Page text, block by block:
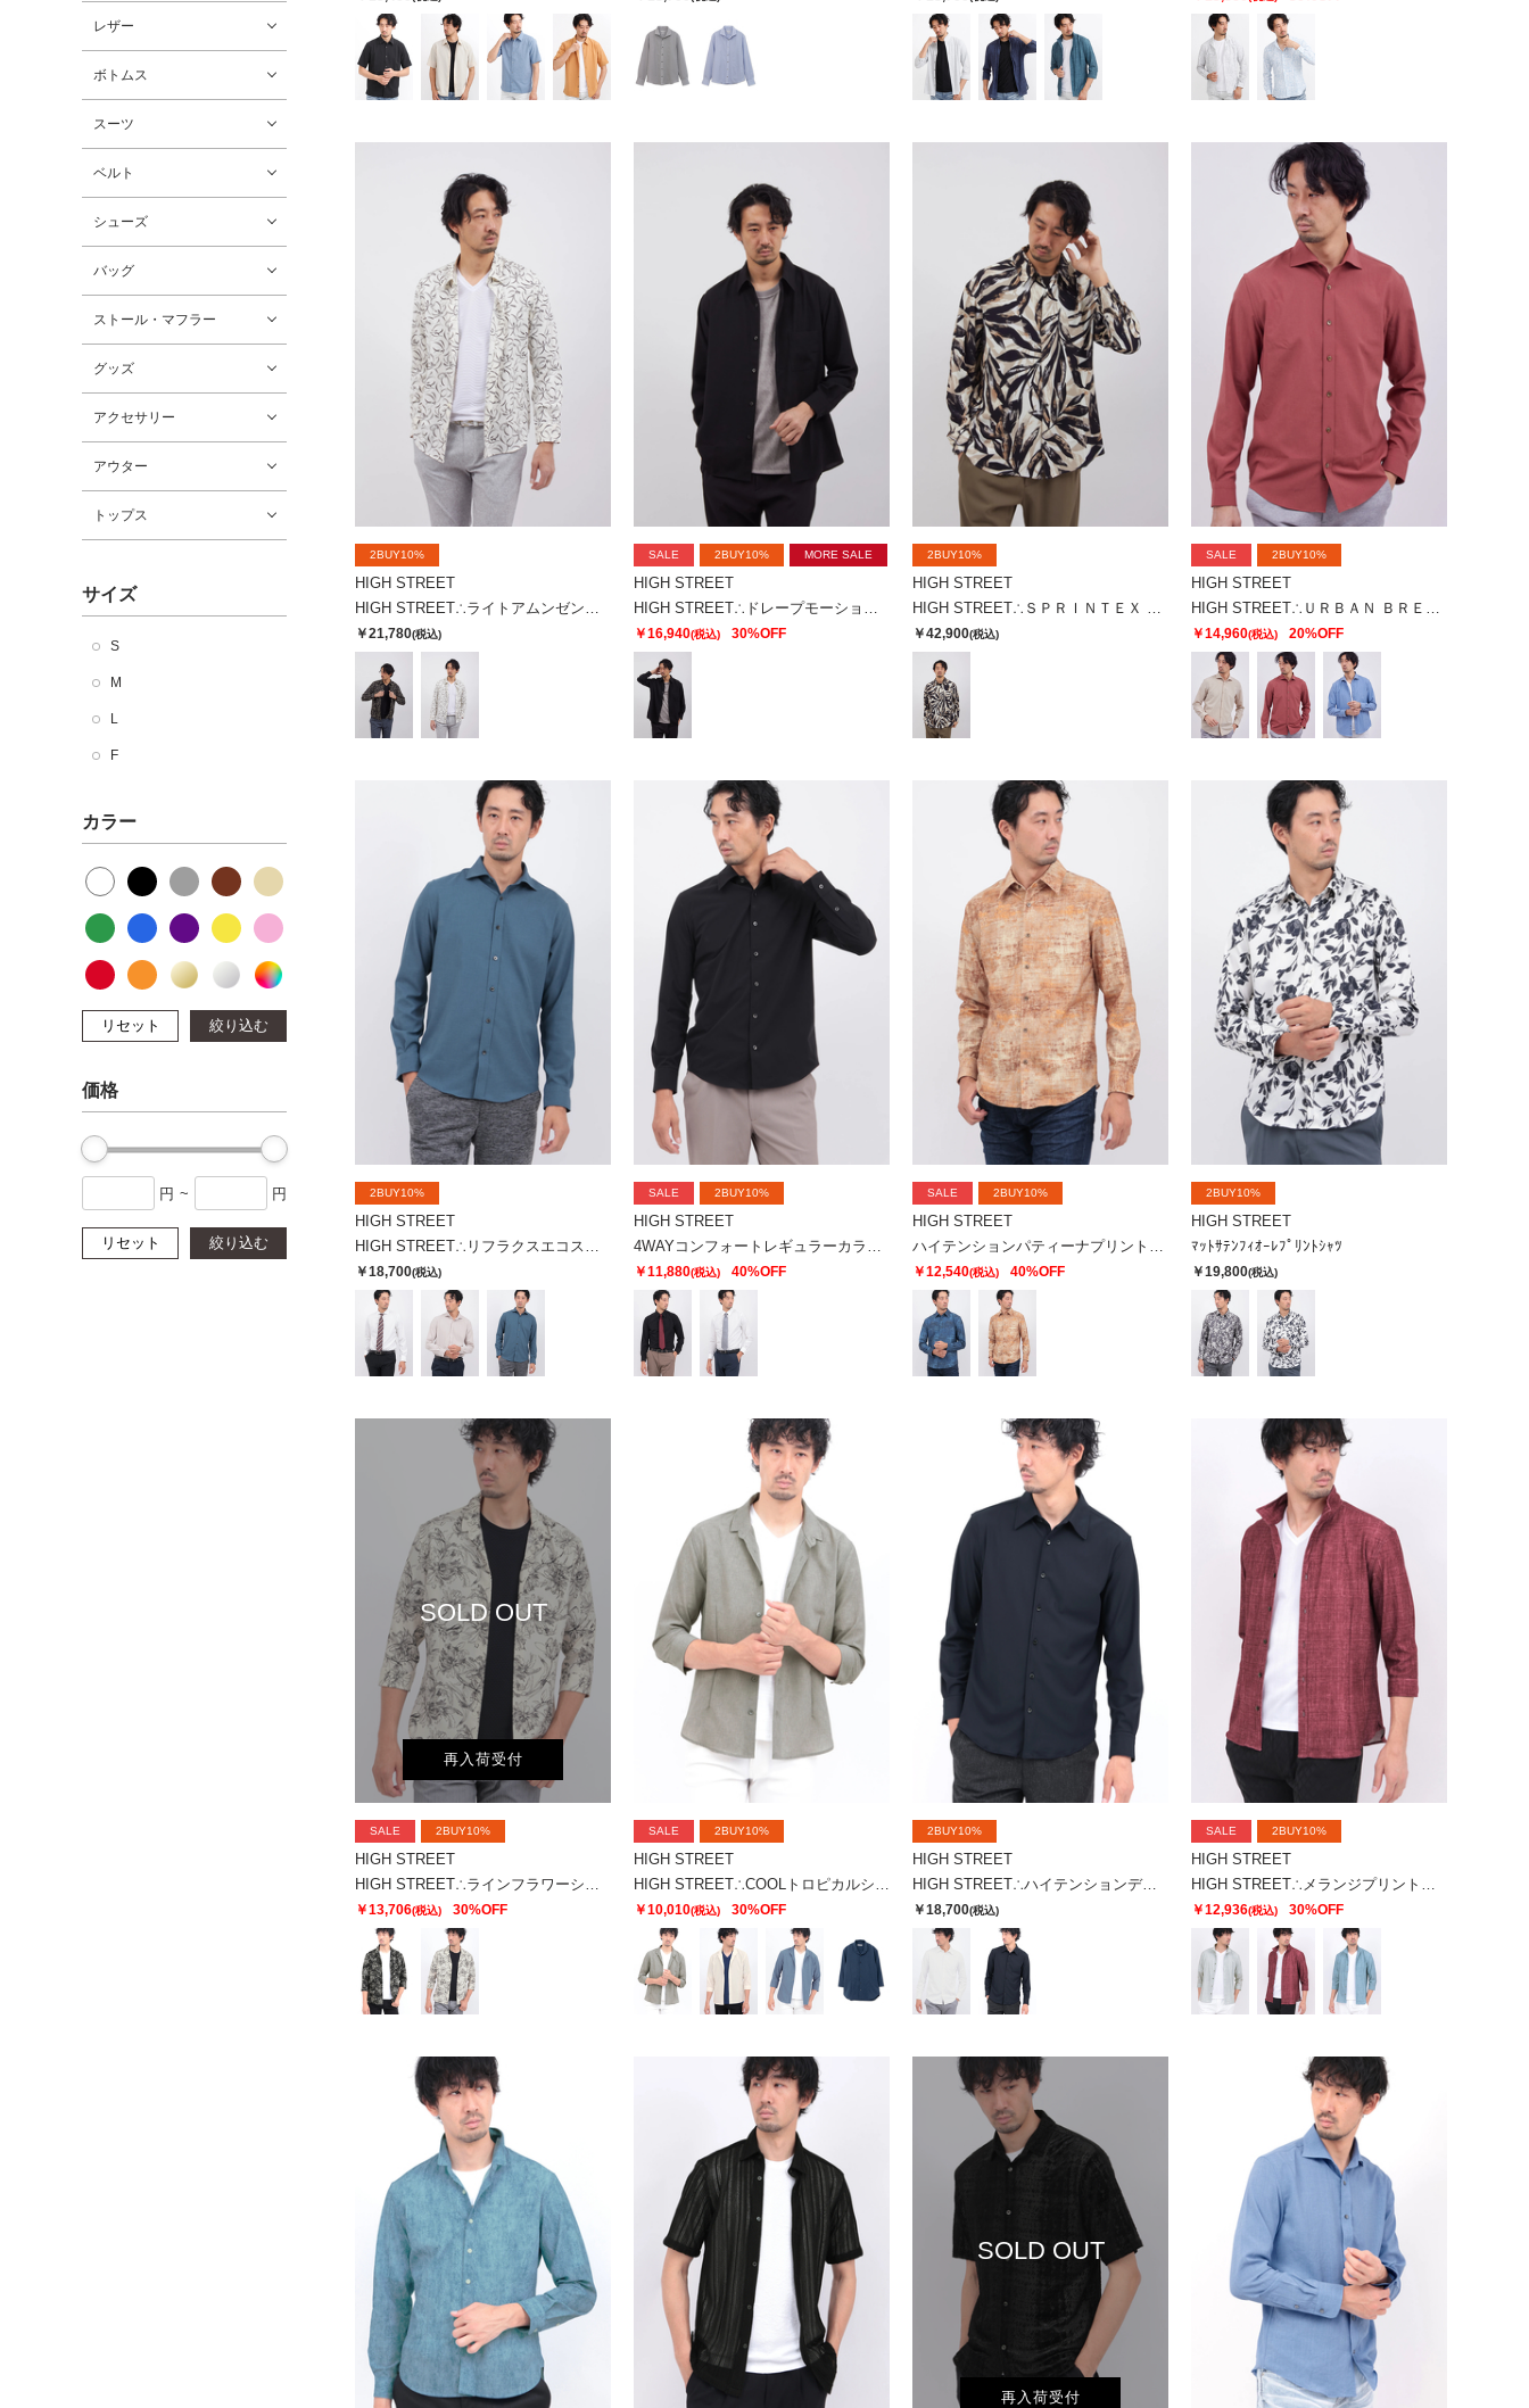
レザー
ボトムス
スーツ
ベルト
シューズ
バッグ
ストール・マフラー
グッズ
アクセサリー
アウター
トップス
サイズ
S
M
L
F
カラー
リセット 絞り込む
価格
円 ~ 円
リセット 絞り込む
2BUY10%
HIGH STREET
￥21,780(税込)
SALE 2BUY10% MORE SALE
HIGH STREET
￥16,940(税込) 30%OFF
2BUY10%
HIGH STREET
￥42,900(税込)
SALE 2BUY10%
HIGH STREET
￥14,960(税込) 20%OFF
2BUY10%
HIGH STREET
￥18,700(税込)
SALE 2BUY10%
HIGH STREET
￥11,880(税込) 40%OFF
SALE 2BUY10%
HIGH STREET
￥12,540(税込) 40%OFF
2BUY10%
HIGH STREET
ﾏｯﾄｻﾃﾝﾌｨｵｰﾚﾌﾟﾘﾝﾄｼｬﾂ
￥19,800(税込)
SOLD OUT
再入荷受付
SALE 2BUY10%
HIGH STREET
￥13,706(税込) 30%OFF
SALE 2BUY10%
HIGH STREET
￥10,010(税込) 30%OFF
2BUY10%
HIGH STREET
HIGH STREET∴ハイテンションデオドラントシャツ
￥18,700(税込)
SALE 2BUY10%
HIGH STREET
￥12,936(税込) 30%OFF
SOLD OUT
再入荷受付